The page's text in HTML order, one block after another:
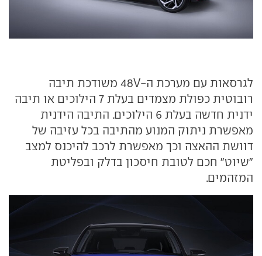
לגרסאות עם מערכת ה-48V משודכת תיבה
רובוטית כפולת מצמדים בעלת 7 הילוכים או תיבה
ידנית חדשה בעלת 6 הילוכים. התיבה הידנית
מאפשרת ניתוק המנוע מהתיבה בכל עזיבה של
דוושת ההאצה וכך מאפשרת לרכב להיכנס למצב
"שיוט" חכם לטובת חיסכון בדלק ובפליטת
המזהמים.